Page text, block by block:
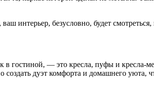
интерьер, безусловно, будет
гостиной, — это кресла, пуфы и кресла-
дуэт комфорта и домашнего уюта,